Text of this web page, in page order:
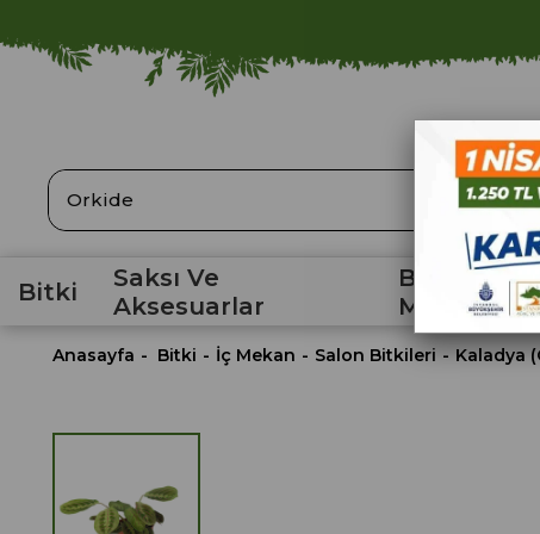
ARA
Bitki
Saksı Ve
Aksesuarlar
Bahçe
Anasayfa Bitki İç Mekan Salon Bitkileri Kaladya